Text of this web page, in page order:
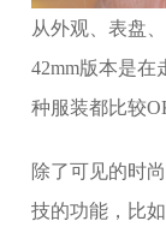
从外观、表盘
42mm版本是
种服装都比较
除了可见的时
技的功能，比